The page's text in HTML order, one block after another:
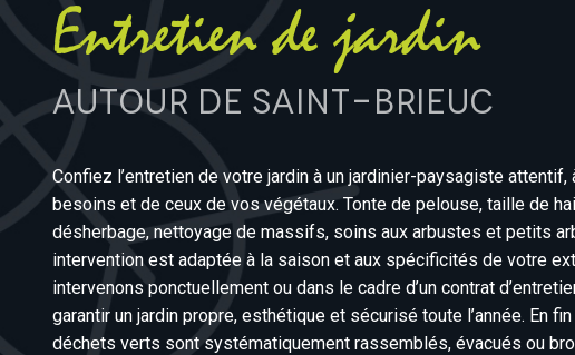
Entretien de jardin
autour de Saint-Brieuc
Confiez l’entretien de votre jardin à un jardinier-paysagiste attentif,
besoins et de ceux de vos végétaux. Tonte de pelouse, taille de
désherbage, nettoyage de massifs, soins aux arbustes et petits
intervention est adaptée à la saison et aux spécificités de votre
intervenons ponctuellement ou dans le cadre d’un contrat
garantir un jardin propre, esthétique et sécurisé toute l’année. En
déchets verts sont systématiquement rassemblés, évacués ou